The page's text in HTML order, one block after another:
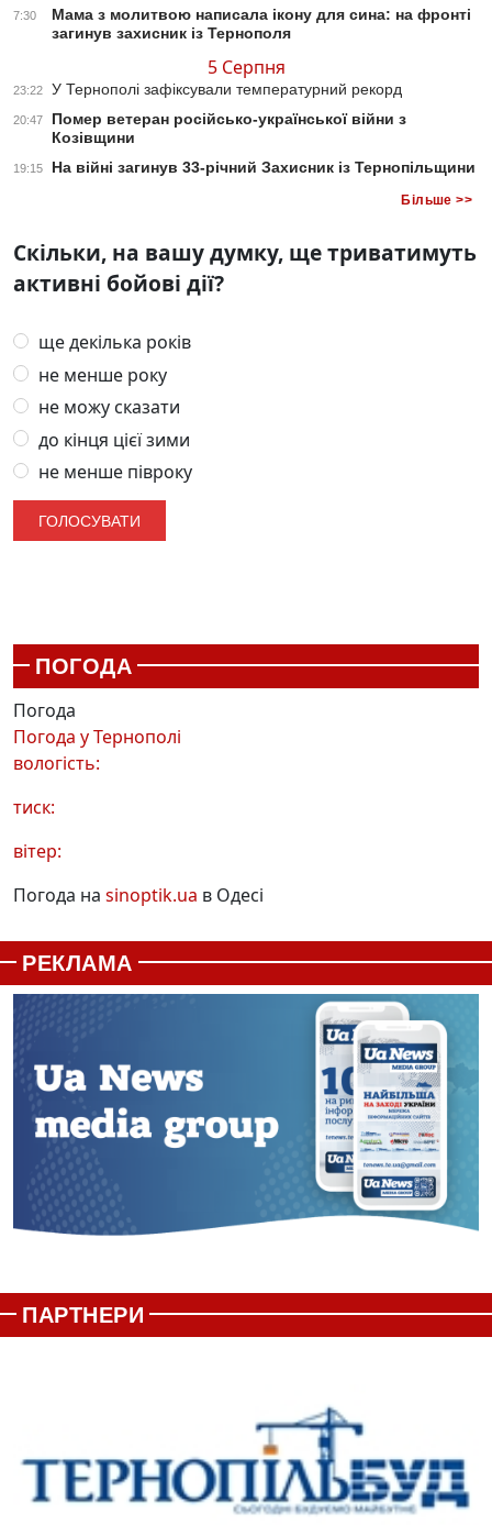
7:30
Мама з молитвою написала ікону для сина: на фронті
загинув захисник із Тернополя
5 Серпня
23:22 У Тернополі зафіксували температурний рекорд
20:47
Помер ветеран російсько-української війни з
Козівщини
19:15 На війні загинув 33-річний Захисник із Тернопільщини
Більше >>
Скільки, на вашу думку, ще триватимуть
активні бойові дії?
ще декілька років
не менше року
не можу сказати
до кінця цієї зими
не менше півроку
ПОГОДА
Погода
Погода уТернополі
вологість:
тиск:
вітер:
Погода на sinoptik.ua в Одесі
РЕКЛАМА
ПАРТНЕРИ